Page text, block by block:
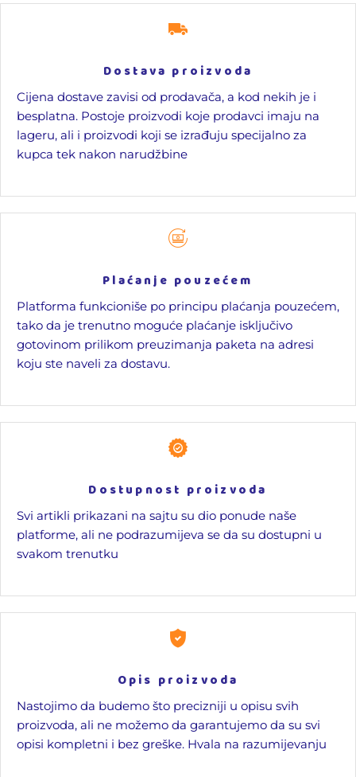
Dostava proizvoda
Cijena dostave zavisi od prodavača, a kod nekih je i
besplatna. Postoje proizvodi koje prodavci imaju na
lageru, ali i proizvodi koji se izrađuju specijalno za
kupca tek nakon narudžbine
Plaćanje pouzećem
Platforma funkcioniše po principu plaćanja pouzećem,
tako da je trenutno moguće plaćanje isključivo
gotovinom prilikom preuzimanja paketa na adresi
koju ste naveli za dostavu.
Dostupnost proizvoda
Svi artikli prikazani na sajtu su dio ponude naše
platforme, ali ne podrazumijeva se da su dostupni u
svakom trenutku
Opis proizvoda
Nastojimo da budemo što precizniji u opisu svih
proizvoda, ali ne možemo da garantujemo da su svi
opisi kompletni i bez greške. Hvala na razumijevanju